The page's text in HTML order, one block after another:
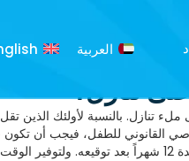
العربية
تنازل؟
الوصي القانوني للطفل، فيجب أن
القدوم.